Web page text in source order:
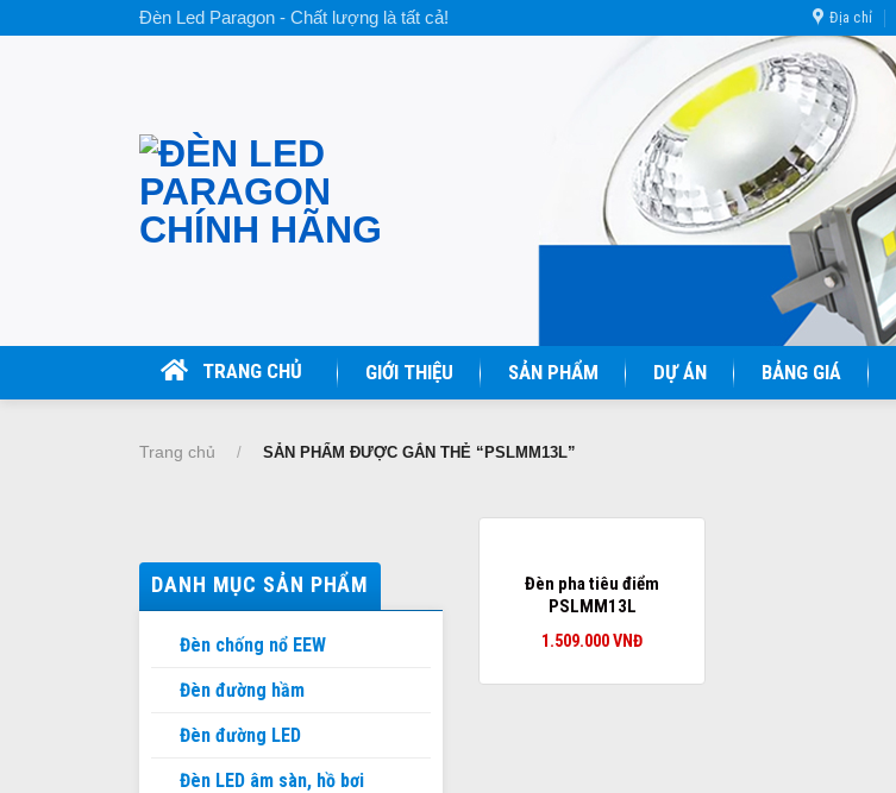
Đèn Led Paragon - Chất lượng là tất cả! Địa chỉ
TRANG CHỦ GIỚI THIỆU SẢN PHẨM DỰ ÁN BẢNG GIÁ
Trang chủ / SẢN PHẨM ĐƯỢC GẮN THẺ “PSLMM13L”
DANH MỤC SẢN PHẨM
Đèn chống nổ EEW
Đèn đường hầm
Đèn đường LED
Đèn LED âm sàn, hồ bơi
Đèn pha tiêu điểm
PSLMM13L
1.509.000VNĐ